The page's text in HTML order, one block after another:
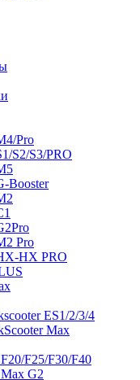
Pro
S2/S3/PRO
Booster
Pro
HX PRO
ES1/2/3/4
Max
F25/F30/F40
G2